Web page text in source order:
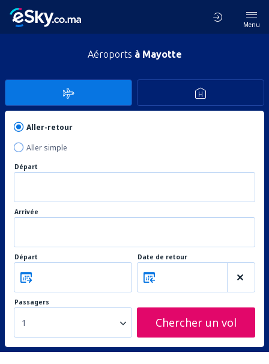
Menu
Aéroports à Mayotte
Aller-retour
Aller simple
Départ
Arrivée
Départ Date de retour
Passagers
1 Chercher un vol